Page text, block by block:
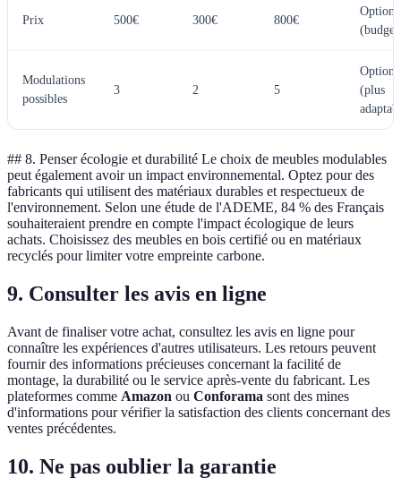
Prix 500€ 300€ 800€
Option
Modulations
possibles
3 2 5
Option
(plus
## 8. Penser écologie et durabilité Le choix de meubles modulables
peut également avoir un impact environnemental. Optez pour des
fabricants qui utilisent des matériaux durables et respectueux de
l'environnement. Selon une étude de l'ADEME, 84 % des Français
souhaiteraient prendre en compte l'impact écologique de leurs
achats. Choisissez des meubles en bois certifié ou en matériaux
recyclés pour limiter votre empreinte carbone.
9. Consulter les avis en ligne
Avant de finaliser votre achat, consultez les avis en ligne pour
connaître les expériences d'autres utilisateurs. Les retours peuvent
fournir des informations précieuses concernant la facilité de
montage, la durabilité ou le service après-vente du fabricant. Les
plateformes comme Amazon ou Conforama sont des mines
d'informations pour vérifier la satisfaction des clients concernant des
ventes précédentes.
10. Ne pas oublier la garantie